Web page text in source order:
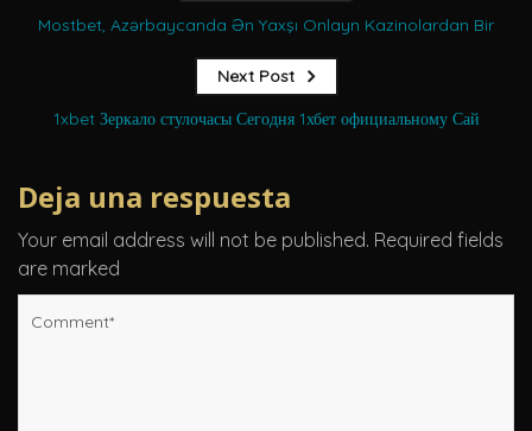
Mostbet, Azərbaycanda Ən Yaxşı Onlayn Kazinolardan Bir
Next Post
1xbet Зеркало стулочасы Сегодня 1хбет официальному Сай
Deja una respuesta
Your email address will not be published. Required fields
are marked